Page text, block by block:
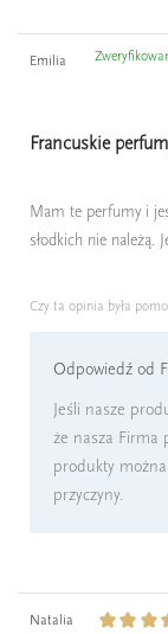
Emilia
Francuskie
Mam te perfumy i
słodkich nie należą.
Czy ta opinia była
Odpowiedź od
Jeśli nasze
że nasza Firma
produkty
przyczyny.
Natalia